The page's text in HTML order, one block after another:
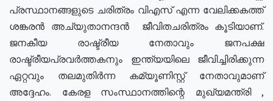
പ്രസ്ഥാനങ്ങളുടെ ചരിത്രം വിഎസ് എന്ന വേലിക്കകത്ത്
ശങ്കരൻ അച്യുതാനന്ദൻ ജീവിതചരിത്രം കൂടിയാണ്.
ജനകീയ രാഷ്ട്രീയ നേതാവും ജനപക്ഷ
രാഷ്ട്രീയപ്രവർത്തകനും ഇന്ത്യയിലെ ജീവിച്ചിരിക്കുന്ന
ഏറ്റവും തലമുതിർന്ന കമ്യൂണിസ്റ്റ് നേതാവുമാണ്
അദ്ദേഹം. കേരള സംസ്ഥാനത്തിന്റെ മുഖ്യമന്ത്രി ,